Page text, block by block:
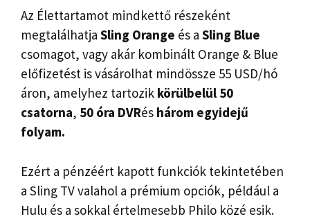
Az Élettartamot mindkettő részeként
megtalálhatja Sling Orange és a Sling Blue
csomagot, vagy akár kombinált Orange & Blue
előfizetést is vásárolhat mindössze 55 USD/hó
áron, amelyhez tartozik körülbelül 50
csatorna, 50 óra DVRés három egyidejű
folyam.
Ezért a pénzéért kapott funkciók tekintetében
a Sling TV valahol a prémium opciók, például a
Hulu és a sokkal értelmesebb Philo közé esik.